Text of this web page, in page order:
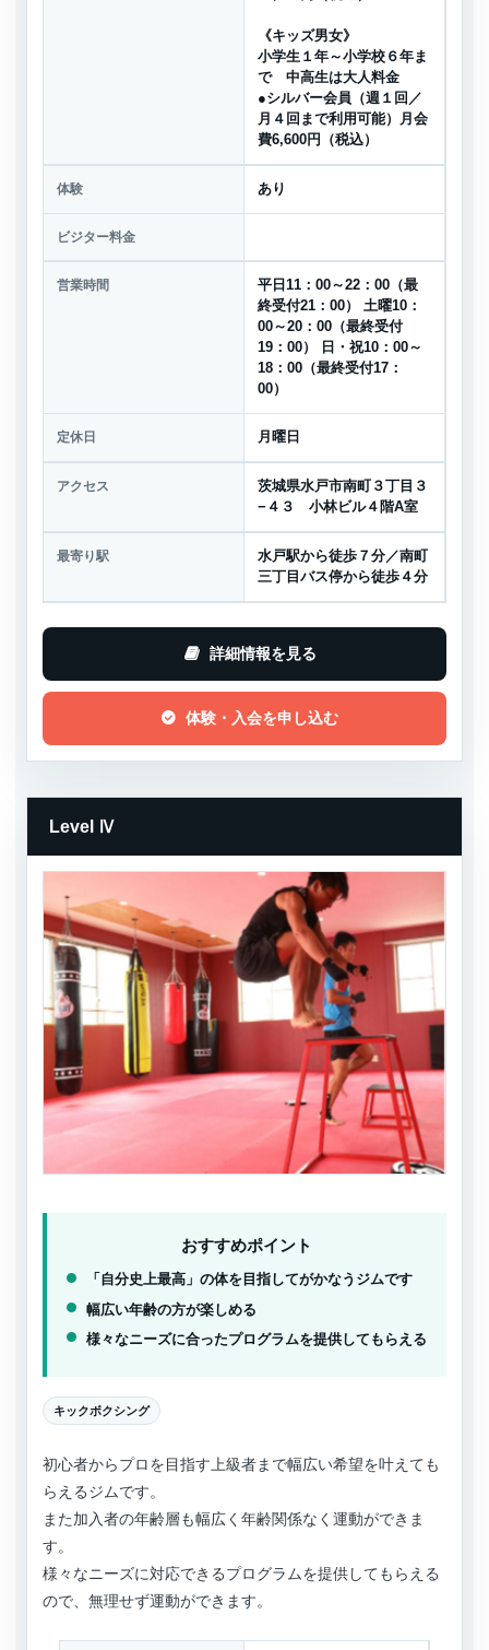
《キッズ男女》
小学生１年～小学校６年ま
で 中高生は大人料金
●シルバー会員（週１回／
月４回まで利用可能）月会
費6,600円（税込）
体験 あり
ビジター料金
営業時間
平日11：00～22：00（最
終受付21：00） 土曜10：
00～20：00（最終受付
19：00） 日・祝10：00～
18：00（最終受付17：
00）
定休日 月曜日
アクセス
茨城県水戸市南町３丁目３
−４３ 小林ビル４階A室
最寄り駅
水戸駅から徒歩７分／南町
三丁目バス停から徒歩４分
詳細情報を見る
体験・入会を申し込む
Level Ⅳ
おすすめポイント
「自分史上最高」の体を目指してがかなうジムです
幅広い年齢の方が楽しめる
様々なニーズに合ったプログラムを提供してもらえる
キックボクシング
初心者からプロを目指す上級者まで幅広い希望を叶えても
らえるジムです。
また加入者の年齢層も幅広く年齢関係なく運動ができま
す。
様々なニーズに対応できるプログラムを提供してもらえる
ので、無理せず運動ができます。